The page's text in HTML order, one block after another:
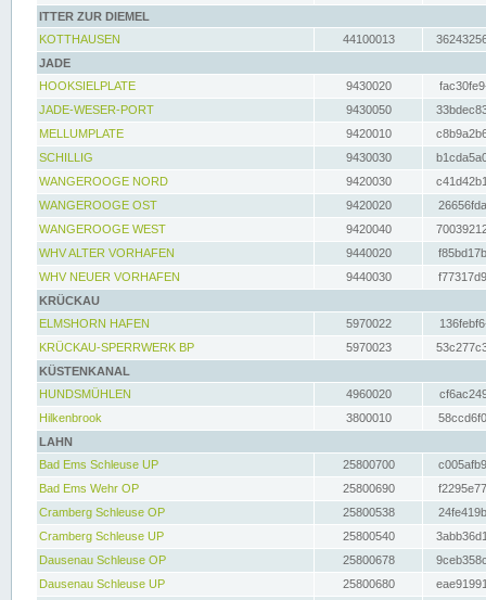
ITTER ZUR DIEMEL
KOTTHAUSEN
44100013
JADE
HOOKSIELPLATE
9430020
JADE-WESER-PORT
9430050
MELLUMPLATE
9420010
SCHILLIG
9430030
WANGEROOGE NORD
9420030
WANGEROOGE OST
9420020
WANGEROOGE WEST
9420040
WHV ALTER VORHAFEN
9440020
WHV NEUER VORHAFEN
9440030
KRÜCKAU
ELMSHORN HAFEN
5970022
KRÜCKAU-SPERRWERK BP
5970023
KÜSTENKANAL
HUNDSMÜHLEN
4960020
Hilkenbrook
3800010
LAHN
Bad Ems Schleuse UP
25800700
Bad Ems Wehr OP
25800690
Cramberg Schleuse OP
25800538
Cramberg Schleuse UP
25800540
Dausenau Schleuse OP
25800678
Dausenau Schleuse UP
25800680